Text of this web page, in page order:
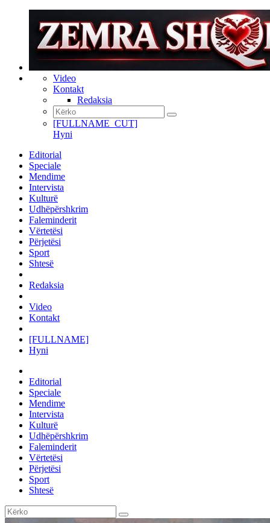
Video
Kontakt
Redaksia
[FULLNAME_CUT]
Hyni
Editorial
Speciale
Mendime
Intervista
Kulturë
Udhëpërshkrim
Faleminderit
Vërtetësi
Përjetësi
Sport
Shtesë
Redaksia
Video
Kontakt
[FULLNAME]
Hyni
Editorial
Speciale
Mendime
Intervista
Kulturë
Udhëpërshkrim
Faleminderit
Vërtetësi
Përjetësi
Sport
Shtesë